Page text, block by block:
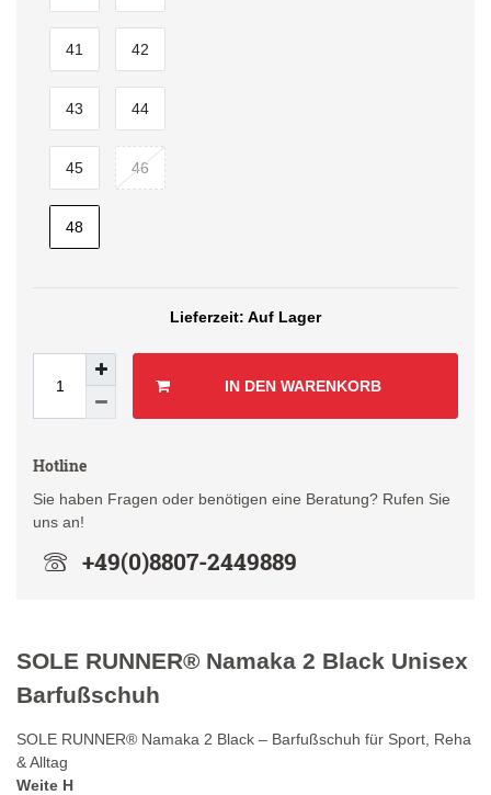
41 42
43 44
45 46
48
Auf Lager
IN DEN WARENKORB
Hotline
Sie haben Fragen oder benötigen eine Beratung? Rufen Sie
uns an!
+49(0)8807-2449889
SOLE RUNNER® Namaka 2 Black Unisex
Barfußschuh
SOLE RUNNER® Namaka 2 Black – Barfußschuh für Sport, Reha
& Alltag
Weite H